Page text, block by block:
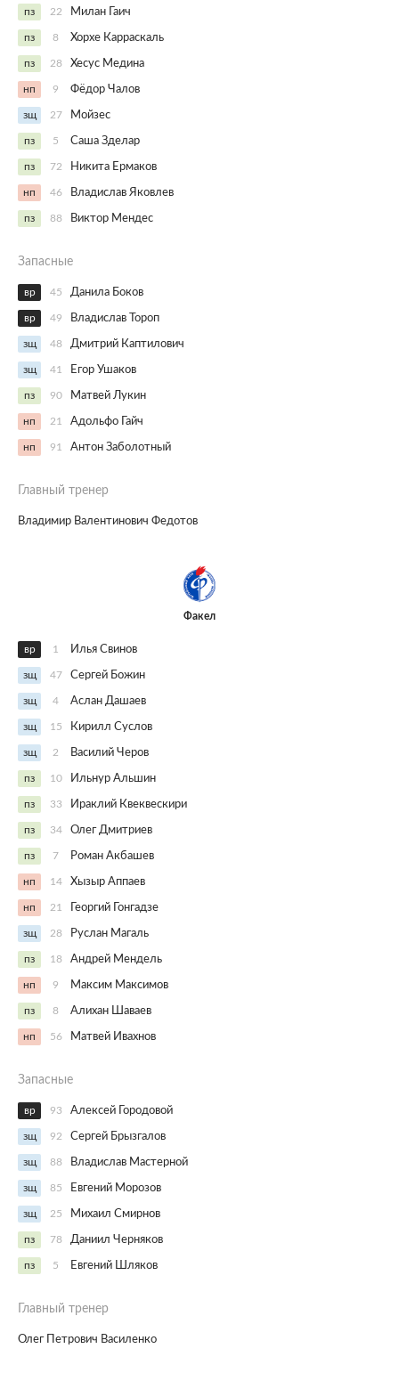
пз 22 Милан Гаич
пз 8 Хорхе Карраскаль
пз 28 Хесус Медина
нп 9 Фёдор Чалов
зщ 27 Мойзес
пз 5 Саша Зделар
пз 72 Никита Ермаков
нп 46 Владислав Яковлев
пз 88 Виктор Мендес
Запасные
вр 45 Данила Боков
вр 49 Владислав Тороп
зщ 48 Дмитрий Каптилович
зщ 41 Егор Ушаков
пз 90 Матвей Лукин
нп 21 Адольфо Гайч
нп 91 Антон Заболотный
Главный тренер
Владимир Валентинович Федотов
Факел
вр 1 Илья Свинов
зщ 47 Сергей Божин
зщ 4 Аслан Дашаев
зщ 15 Кирилл Суслов
зщ 2 Василий Черов
пз 10 Ильнур Альшин
пз 33 Ираклий Квеквескири
пз 34 Олег Дмитриев
пз 7 Роман Акбашев
нп 14 Хызыр Аппаев
нп 21 Георгий Гонгадзе
зщ 28 Руслан Магаль
пз 18 Андрей Мендель
нп 9 Максим Максимов
пз 8 Алихан Шаваев
нп 56 Матвей Ивахнов
Запасные
вр 93 Алексей Городовой
зщ 92 Сергей Брызгалов
зщ 88 Владислав Мастерной
зщ 85 Евгений Морозов
зщ 25 Михаил Смирнов
пз 78 Даниил Черняков
пз 5 Евгений Шляков
Главный тренер
Олег Петрович Василенко